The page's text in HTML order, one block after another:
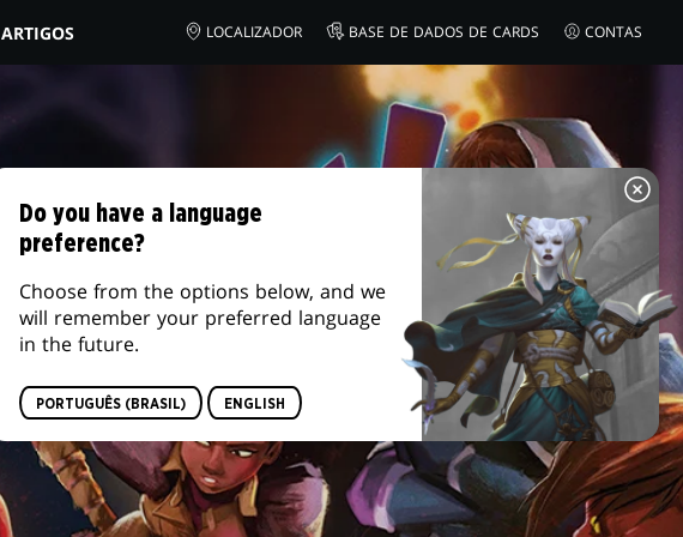
ARTIGOS LOCALIZADOR BASE DE DADOS DE CARDS CONTAS
Do you have a language
preference?
Choose from the options below, and we
will remember your preferred language
in the future.
PORTUGUÊS (BRASIL) ENGLISH